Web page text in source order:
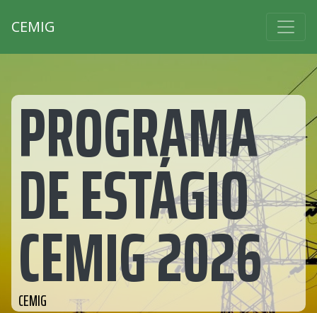
CEMIG
PROGRAMA
DE ESTÁGIO
CEMIG 2026
CEMIG